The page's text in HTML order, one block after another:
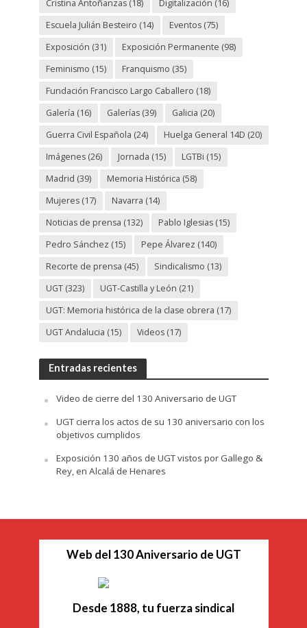
Cristina Antoñanzas(18) Digitalización (16)
Escuela Julián Besteiro (14) Eventos(75)
Exposición (31) Exposición Permanente (98)
Feminismo (15) Franquismo (35)
Fundación Francisco Largo Caballero (18)
Galería (16) Galerías(39) Galicia (20)
Guerra Civil Española (24) Huelga General 14D (20)
Imágenes(26) Jornada (15) LGTBi (15)
Madrid (39) Memoria Histórica (58)
Mujeres(17) Navarra (14)
Noticias de prensa (132) Pablo Iglesias(15)
Pedro Sánchez (15) Pepe Álvarez (140)
Recorte de prensa (45) Sindicalismo (13)
UGT(323) UGT-Castilla y León (21)
UGT: Memoria histórica de la clase obrera (17)
UGT Andalucia (15) Videos(17)
Entradas recientes
Video de cierre del 130 Aniversario de UGT
UGT cierra los actos de su 130 aniversario con los
objetivos cumplidos
Exposición 130 años de UGT vistos por Gallego &
Rey, en Alcalá de Henares
Web del 130 Aniversario de UGT
Desde 1888, tu fuerza sindical